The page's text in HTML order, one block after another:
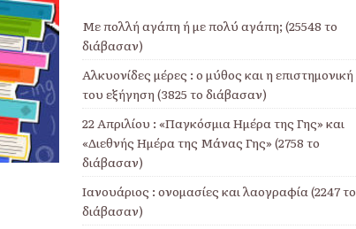
Με πολλή αγάπη ή με πολύ αγάπη; (25548 το
διάβασαν)
Αλκυονίδες μέρες : ο μύθος και η επιστημονική
του εξήγηση (3825 το διάβασαν)
22 Απριλίου : «Παγκόσμια Ημέρα της Γης» και
«Διεθνής Ημέρα της Μάνας Γης» (2758 το
διάβασαν)
Ιανουάριος : ονομασίες και λαογραφία (2247 το
διάβασαν)